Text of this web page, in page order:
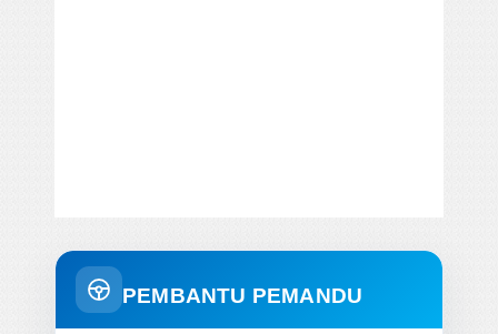
PEMBANTU PEMANDU